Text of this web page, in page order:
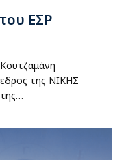
ΕΣΡ
της ΝΙΚΗΣ